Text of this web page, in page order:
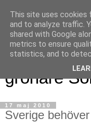
Magnus
grönare
17 maj 2010
Sverige
This site uses cookies
and to analyze traffic.
shared with Google
metrics to ensure
statistics, and to